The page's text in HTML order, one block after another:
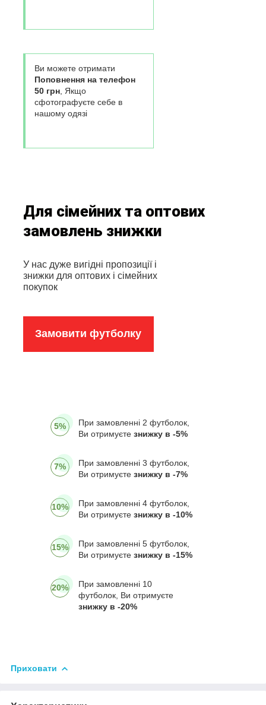
Ви можете отримати
Поповнення на телефон
50 грн, Якщо
сфотографуєте себе в
нашому одязі
Для сімейних та оптових
замовлень знижки
У нас дуже вигідні пропозиції і
знижки для оптових і сімейних
покупок
Замовити футболку
5%
При замовленні 2 футболок,
Ви отримуєте знижку в -5%
7%
При замовленні 3 футболок,
Ви отримуєте знижку в -7%
10%
При замовленні 4 футболок,
Ви отримуєте знижку в -10%
15%
При замовленні 5 футболок,
Ви отримуєте знижку в -15%
20%
При замовленні 10
футболок, Ви отримуєте
знижку в -20%
Приховати